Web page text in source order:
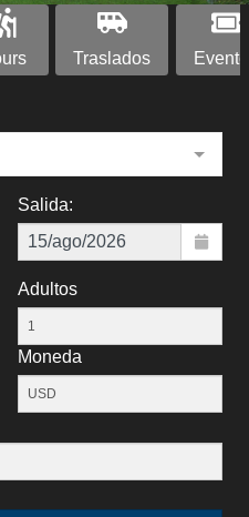
Traslados
Salida:
Adultos
Moneda